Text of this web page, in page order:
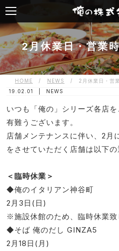
2月休業日・営業
HOME / NEWS /
2月休業日・営
19.02.01 |
NEWS
いつも「俺の」シリーズ各店
有難うございます。
店舗メンテナンスに伴い、2月
をさせていただく店舗は以下の
＜臨時休業＞
◆俺のイタリアン神谷町
2月3日(日)
※施設休館のため、臨時休業致
◆そば 俺のだし GINZA5
2月18日(月)